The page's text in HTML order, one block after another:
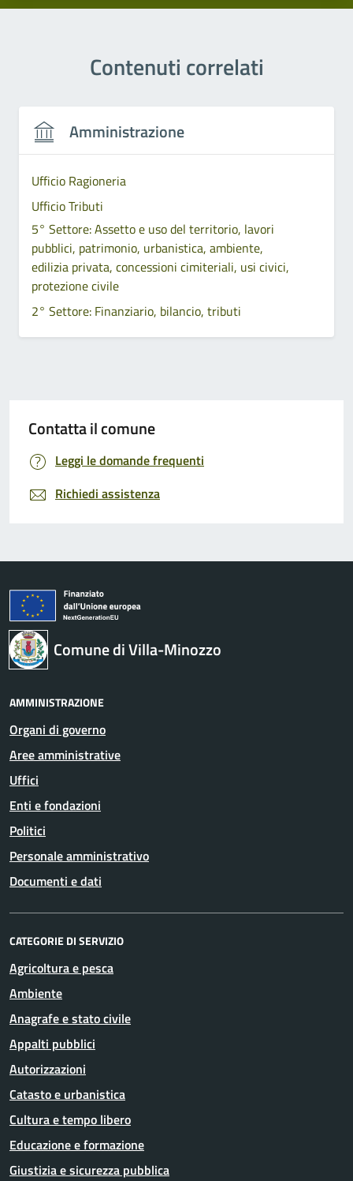
Contenuti correlati
Amministrazione
Ufficio Ragioneria
Ufficio Tributi
5° Settore: Assetto e uso del territorio, lavori
pubblici, patrimonio, urbanistica, ambiente,
edilizia privata, concessioni cimiteriali, usi civici,
protezione civile
2° Settore: Finanziario, bilancio, tributi
Contatta il comune
Leggi le domande frequenti
Richiedi assistenza
Comune di Villa-Minozzo
AMMINISTRAZIONE
Organi di governo
Aree amministrative
Uffici
Enti e fondazioni
Politici
Personale amministrativo
Documenti e dati
CATEGORIE DI SERVIZIO
Agricoltura e pesca
Ambiente
Anagrafe e stato civile
Appalti pubblici
Autorizzazioni
Catasto e urbanistica
Cultura e tempo libero
Educazione e formazione
Giustizia e sicurezza pubblica